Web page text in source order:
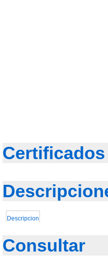
Descripcion
Consultar